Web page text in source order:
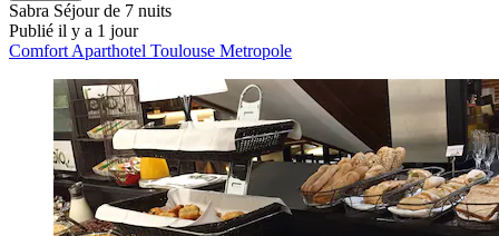
Sabra Séjour de 7 nuits
Publié il y a 1 jour
Comfort Aparthotel Toulouse Metropole